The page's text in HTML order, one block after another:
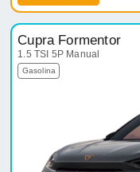
Cupra Formentor
1.5 TSI 5P Manual
Gasolina